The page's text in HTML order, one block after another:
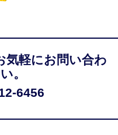
気軽にお問い合わ
。
6456